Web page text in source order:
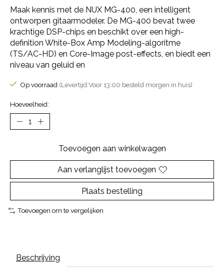
Maak kennis met de NUX MG-400, een intelligent
ontworpen gitaarmodeler. De MG-400 bevat twee
krachtige DSP-chips en beschikt over een high-
definition White-Box Amp Modeling-algoritme
(TS/AC-HD) en Core-Image post-effects, en biedt een
niveau van geluid en
Op voorraad (Levertijd:Voor 13:00 besteld morgen in huis)
Hoeveelheid:
Toevoegen aan winkelwagen
Aan verlanglijst toevoegen
Plaats bestelling
Toevoegen om te vergelijken
Beschrijving